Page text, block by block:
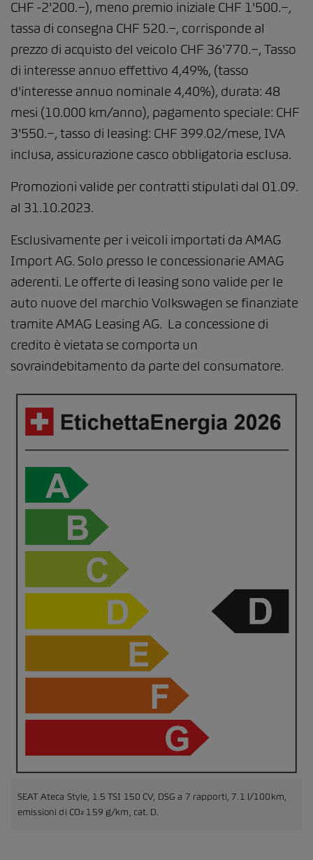
CHF -2'200.−), meno premio iniziale CHF 1'500.−,
tassa di consegna CHF 520.−, corrisponde al
prezzo di acquisto del veicolo CHF 36'770.−, Tasso
di interesse annuo effettivo 4,49%, (tasso
d'interesse annuo nominale 4,40%), durata: 48
mesi (10.000 km/anno), pagamento speciale: CHF
3'550.−, tasso di leasing: CHF 399.02/mese, IVA
inclusa, assicurazione casco obbligatoria esclusa.
Promozioni valide per contratti stipulati dal 01.09.
al 31.10.2023.
Esclusivamente per i veicoli importati da AMAG
Import AG. Solo presso le concessionarie AMAG
aderenti. Le offerte di leasing sono valide per le
auto nuove del marchio Volkswagen se finanziate
tramite AMAG Leasing AG. La concessione di
credito è vietata se comporta un
sovraindebitamento da parte del consumatore.
SEAT Ateca Style, 1.5 TSI 150 CV, DSG a 7 rapporti, 7.1 l/100km,
emissioni di CO₂ 159 g/km, cat. D.